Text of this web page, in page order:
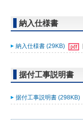
納入仕様書
納入仕様書 (29KB)
据付工事説明書
据付工事説明書 (298KB)